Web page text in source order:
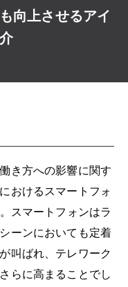
向上させるアイ
き方への影響に関す
おけるスマートフォ
スマートフォンはラ
ーンにおいても定着
叫ばれ、テレワーク
らに高まることでし